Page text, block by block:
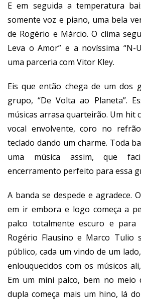
E em seguida a temperatura
somente voz e piano, uma bela
de Rogério e Márcio. O clima
Leva o Amor” e a novíssima “N-
uma parceria com Vitor Kley.
Eis que então chega de um dos
grupo, “De Volta ao Planeta”.
músicas arrasa quarteirão. Um hit
vocal envolvente, coro no
teclado dando um charme. Toda
uma música assim, que
encerramento perfeito para essa
A banda se despede e agradece.
em ir embora e logo começa a
palco totalmente escuro e para
Rogério Flausino e Marco Tulio
público, cada um vindo de um
enlouquecidos com os músicos
Em um mini palco, bem no meio
dupla começa mais um hino, lá